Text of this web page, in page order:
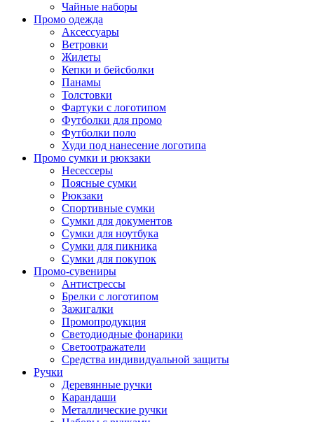
Чайные наборы
Промо одежда
Аксессуары
Ветровки
Жилеты
Кепки и бейсболки
Панамы
Толстовки
Фартуки с логотипом
Футболки для промо
Футболки поло
Худи под нанесение логотипа
Промо сумки и рюкзаки
Несессеры
Поясные сумки
Рюкзаки
Спортивные сумки
Сумки для документов
Сумки для ноутбука
Сумки для пикника
Сумки для покупок
Промо-сувениры
Антистрессы
Брелки с логотипом
Зажигалки
Промопродукция
Светодиодные фонарики
Светоотражатели
Средства индивидуальной защиты
Ручки
Деревянные ручки
Карандаши
Металлические ручки